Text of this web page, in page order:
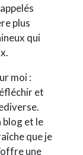
plus
qui
moi :
et
blog et le
que je
une